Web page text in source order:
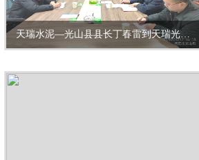
天瑞水泥—光山县县长丁春雷到天瑞光山水泥调研指导工作